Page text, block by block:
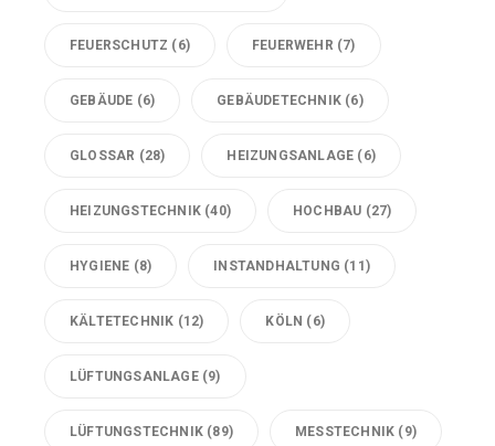
FEUERSCHUTZ (6) FEUERWEHR (7)
GEBÄUDE (6) GEBÄUDETECHNIK (6)
GLOSSAR (28) HEIZUNGSANLAGE (6)
HEIZUNGSTECHNIK (40) HOCHBAU (27)
HYGIENE (8) INSTANDHALTUNG (11)
KÄLTETECHNIK (12) KÖLN (6)
LÜFTUNGSANLAGE(9)
LÜFTUNGSTECHNIK (89) MESSTECHNIK (9)